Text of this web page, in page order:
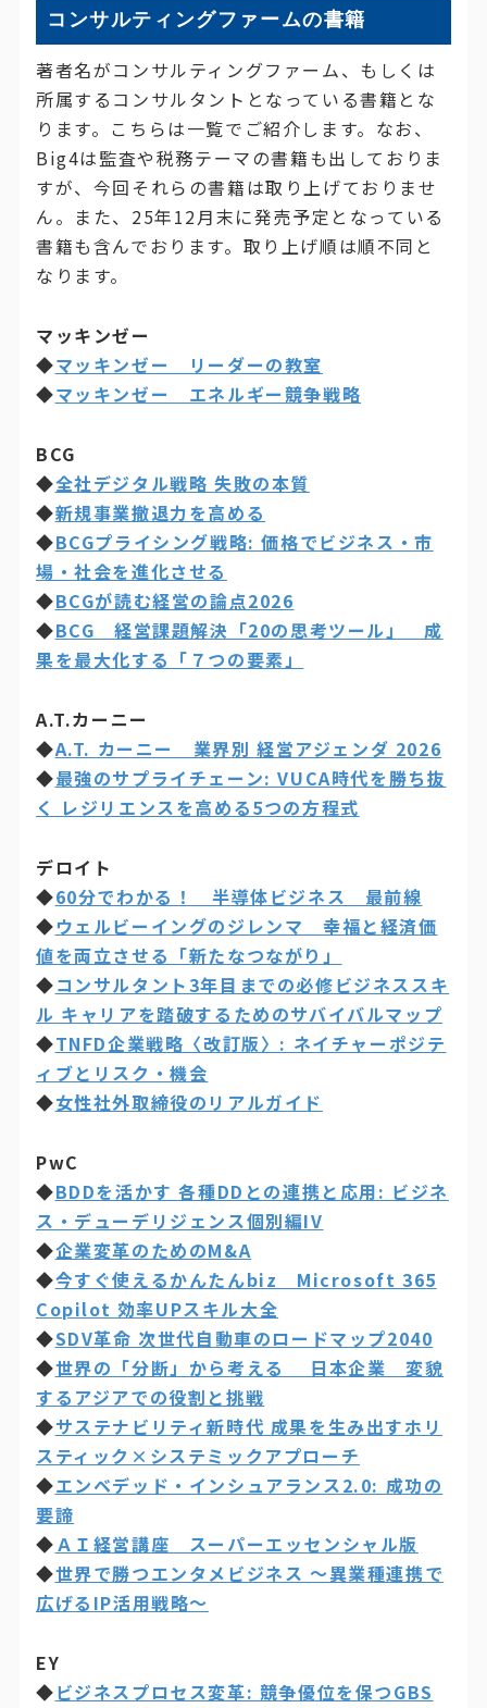
コンサルティングファームの書籍
著者名がコンサルティングファーム、もしくは
所属するコンサルタントとなっている書籍とな
ります。こちらは一覧でご紹介します。なお、
Big4は監査や税務テーマの書籍も出しておりま
すが、今回それらの書籍は取り上げておりませ
ん。また、25年12月末に発売予定となっている
書籍も含んでおります。取り上げ順は順不同と
なります。
マッキンゼー
◆マッキンゼー リーダーの教室
◆マッキンゼー エネルギー競争戦略
BCG
◆全社デジタル戦略 失敗の本質
◆新規事業撤退力を高める
◆BCGプライシング戦略: 価格でビジネス・市
場・社会を進化させる
◆BCGが読む経営の論点2026
◆BCG 経営課題解決「20の思考ツール」 成
果を最大化する「７つの要素」
A.T.カーニー
◆A.T. カーニー 業界別 経営アジェンダ 2026
◆最強のサプライチェーン: VUCA時代を勝ち抜
く レジリエンスを高める5つの方程式
デロイト
◆60分でわかる！ 半導体ビジネス 最前線
◆ウェルビーイングのジレンマ 幸福と経済価
値を両立させる「新たなつながり」
◆コンサルタント3年目までの必修ビジネススキ
ル キャリアを踏破するためのサバイバルマップ
◆TNFD企業戦略〈改訂版〉: ネイチャーポジテ
ィブとリスク・機会
◆女性社外取締役のリアルガイド
PwC
◆BDDを活かす 各種DDとの連携と応用: ビジネ
ス・デューデリジェンス個別編IV
◆企業変革のためのM&A
◆今すぐ使えるかんたんbiz Microsoft 365
Copilot 効率UPスキル大全
◆SDV革命 次世代自動車のロードマップ2040
◆世界の「分断」から考える 日本企業 変貌
するアジアでの役割と挑戦
◆サステナビリティ新時代 成果を生み出すホリ
スティック×システミックアプローチ
◆エンベデッド・インシュアランス2.0: 成功の
要諦
◆ＡＩ経営講座 スーパーエッセンシャル版
◆世界で勝つエンタメビジネス ～異業種連携で
広げるIP活用戦略～
EY
◆ビジネスプロセス変革: 競争優位を保つGBS